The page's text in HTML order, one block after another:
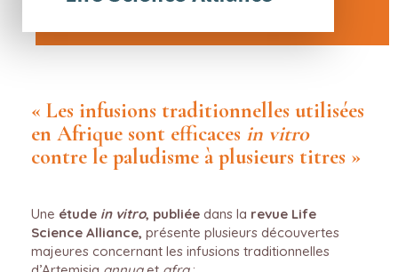
« Les infusions traditionnelles utilisées
en Afrique sont efficaces in vitro
contre le paludisme à plusieurs titres »
Une étude in vitro, publiée dans la revue Life
Science Alliance, présente plusieurs découvertes
majeures concernant les infusions traditionnelles